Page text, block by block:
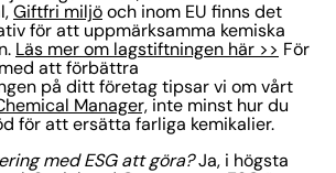
Giftfri miljö och inom EU finns det
för att uppmärksamma kemiska
Läs mer om lagstiftningen här >> För
att förbättra
på ditt företag tipsar vi om vårt
Manager, inte minst hur du
för att ersätta farliga kemikalier.
med ESG att göra?Ja, i högsta